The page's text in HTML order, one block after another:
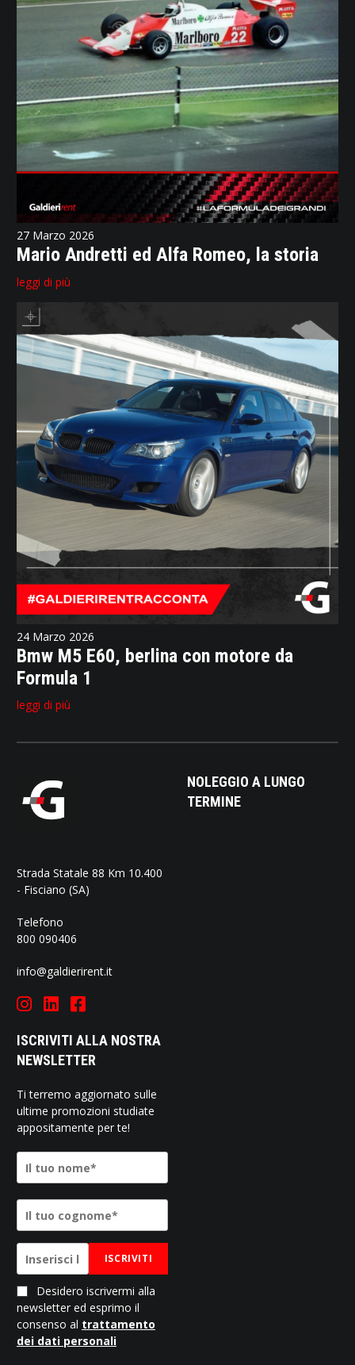
27 Marzo 2026
Mario Andretti ed Alfa Romeo, la storia
leggi di più
24 Marzo 2026
Bmw M5 E60, berlina con motore da
Formula 1
leggi di più
Strada Statale 88 Km 10.400
- Fisciano (SA)
Telefono
800 090406
info@galdierirent.it
ISCRIVITI ALLA NOSTRA
NEWSLETTER
Ti terremo aggiornato sulle
ultime promozioni studiate
appositamente per te!
ISCRIVITI
Desidero iscrivermi alla
newsletter ed esprimo il
consenso al trattamento
dei dati personali
NOLEGGIO A LUNGO
TERMINE